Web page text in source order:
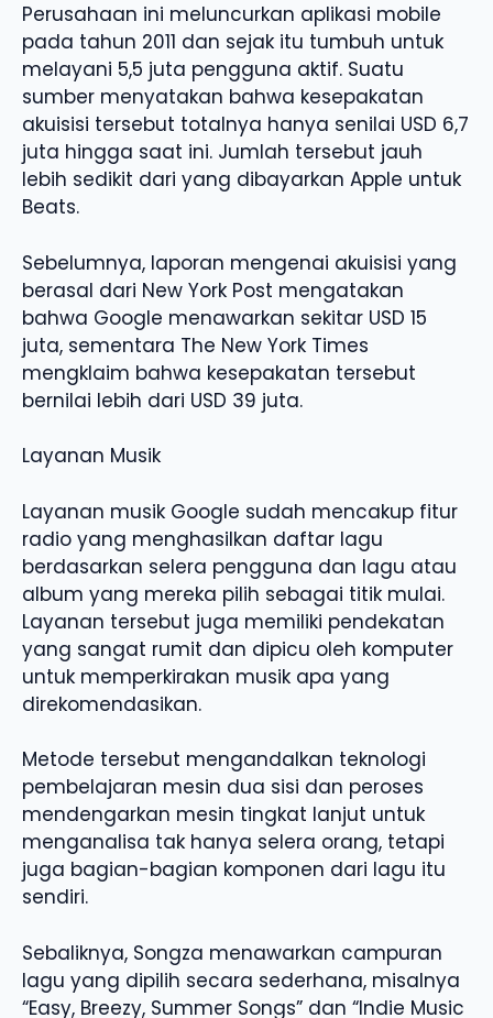
Perusahaan ini meluncurkan aplikasi mobile
pada tahun 2011 dan sejak itu tumbuh untuk
melayani 5,5 juta pengguna aktif. Suatu
sumber menyatakan bahwa kesepakatan
akuisisi tersebut totalnya hanya senilai USD 6,7
juta hingga saat ini. Jumlah tersebut jauh
lebih sedikit dari yang dibayarkan Apple untuk
Beats.
Sebelumnya, laporan mengenai akuisisi yang
berasal dari New York Post mengatakan
bahwa Google menawarkan sekitar USD 15
juta, sementara The New York Times
mengklaim bahwa kesepakatan tersebut
bernilai lebih dari USD 39 juta.
Layanan Musik
Layanan musik Google sudah mencakup fitur
radio yang menghasilkan daftar lagu
berdasarkan selera pengguna dan lagu atau
album yang mereka pilih sebagai titik mulai.
Layanan tersebut juga memiliki pendekatan
yang sangat rumit dan dipicu oleh komputer
untuk memperkirakan musik apa yang
direkomendasikan.
Metode tersebut mengandalkan teknologi
pembelajaran mesin dua sisi dan peroses
mendengarkan mesin tingkat lanjut untuk
menganalisa tak hanya selera orang, tetapi
juga bagian-bagian komponen dari lagu itu
sendiri.
Sebaliknya, Songza menawarkan campuran
lagu yang dipilih secara sederhana, misalnya
“Easy, Breezy, Summer Songs” dan “Indie Music